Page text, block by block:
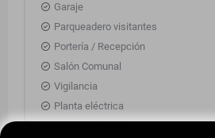
Garaje
Parqueadero visitantes
Portería / Recepción
Salón Comunal
Vigilancia
Planta eléctrica